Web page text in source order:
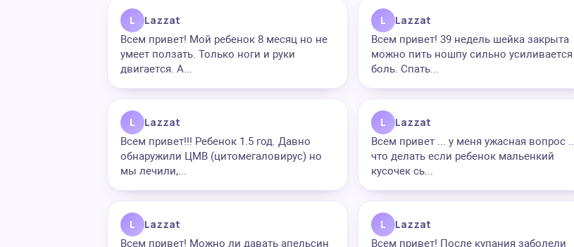
L Lazzat
Всем привет! Мой ребенок 8 месяц но не
умеет ползать. Только ноги и руки
двигается. А...
L Lazzat
Всем привет! 39 недель шейка закрыта
можно пить ношпу сильно усиливается
боль. Спать...
L Lazzat
Всем привет!!! Ребенок 1.5 год. Давно
обнаружили ЦМВ (цитомегаловирус) но
мы лечили,...
L Lazzat
Всем привет ... у меня ужасная вопрос ..
что делать если ребенок мальенкий
кусочек сь...
L Lazzat
Всем привет! Можно ли давать апельсин
L Lazzat
Всем привет! После купания заболели